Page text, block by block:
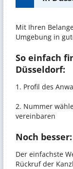
Mit Ihren
Umgebung in
So einfach
Düsseldorf:
1. Profil des
2. Nummer
vereinbaren
Noch
Der einfachste
Rückruf der